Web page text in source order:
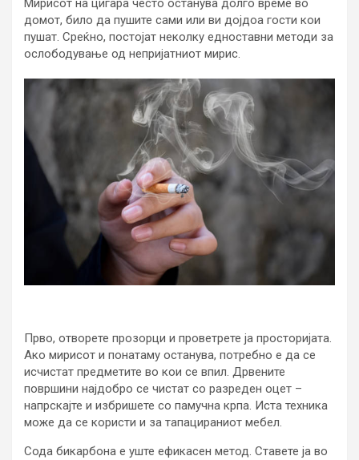
Мирисот на цигара често останува долго време во
домот, било да пушите сами или ви дојдоа гости кои
пушат. Среќно, постојат неколку едноставни методи за
ослободување од непријатниот мирис.
Прво, отворете прозорци и проветрете ја просторијата.
Ако мирисот и понатаму останува, потребно е да се
исчистат предметите во кои се впил. Дрвените
површини најдобро се чистат со разреден оцет –
напрскајте и избришете со памучна крпа. Иста техника
може да се користи и за тапацираниот мебел.
Сода бикарбона е уште ефикасен метод. Ставете ја во